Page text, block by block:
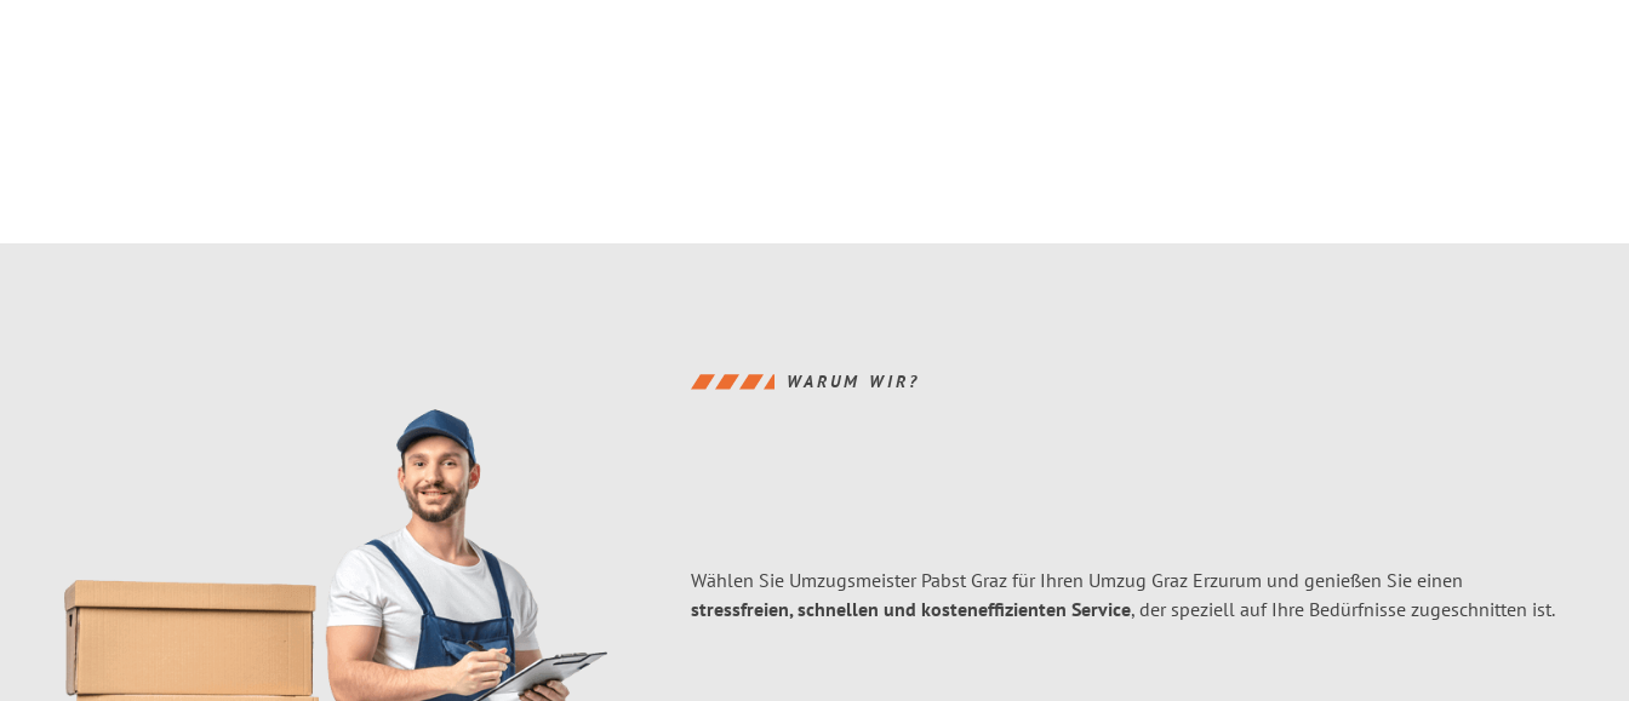
WARUM WIR?
Wählen Sie Umzugsmeister Pabst Graz für Ihren Umzug Graz Erzurum und genießen Sie einen
stressfreien, schnellen und kosteneffizienten Service, der speziell auf Ihre Bedürfnisse zugeschnitten ist.